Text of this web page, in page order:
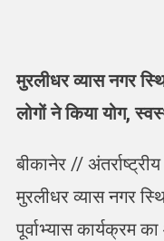
मुरलीधर व्यास नगर
लोगों ने किया योग,
बीकानेर //
मुरलीधर व्यास नगर
पूर्वाभ्यास कार्यक्रम